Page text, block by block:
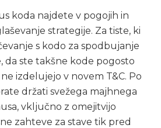
koda najdete v pogojih in
strategije. Za tiste, ki
s kodo za spodbujanje
da ste takšne kode pogosto
izdelujejo v novem T&C. Po
držati svežega majhnega
vključno z omejitvijo
zahteve za stave tik pred